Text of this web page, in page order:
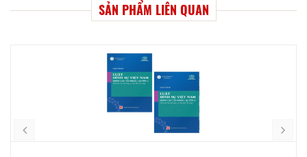
SẢN PHẨM LIÊN QUAN